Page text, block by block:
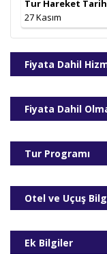
Tur Hareket
27 Kasım
Fiyata Dahil
Fiyata Dahil
Tur Programı
Otel ve Uçuş
Ek Bilgiler